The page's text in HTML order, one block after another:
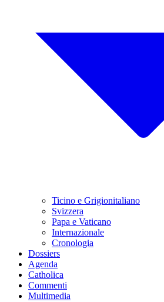
Ticino e Grigionitaliano
Svizzera
Papa e Vaticano
Internazionale
Cronologia
Dossiers
Agenda
Catholica
Commenti
Multimedia